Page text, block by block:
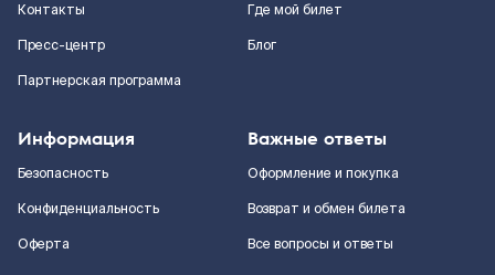
Контакты
Пресс-центр
Партнерская программа
Где мой билет
Блог
Информация
Безопасность
Конфиденциальность
Оферта
Важные ответы
Оформление и покупка
Возврат и обмен билета
Все вопросы и ответы